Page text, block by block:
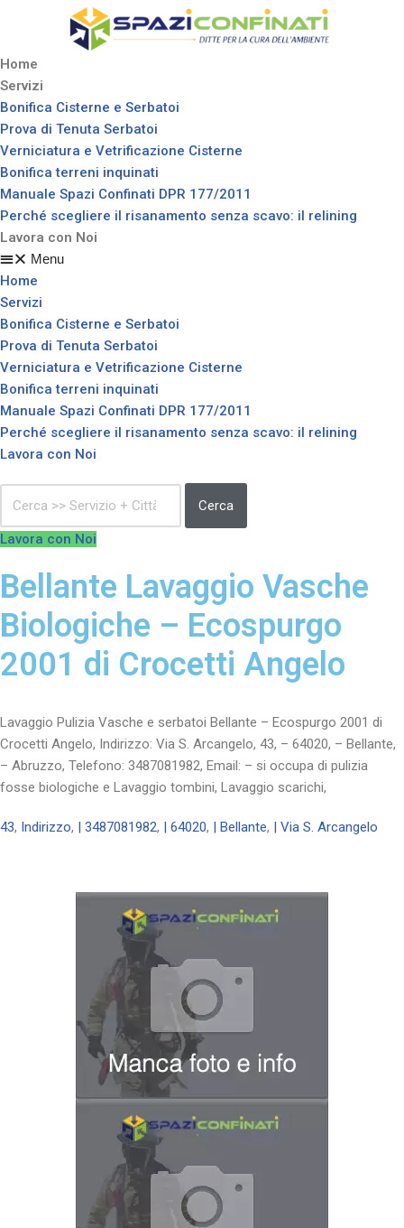
al
contenuto
Home
Servizi
Bonifica Cisterne e Serbatoi
Prova di Tenuta Serbatoi
Verniciatura e Vetrificazione Cisterne
Bonifica terreni inquinati
Manuale Spazi Confinati DPR 177/2011
Perché scegliere il risanamento senza scavo: il relining
Lavora con Noi
Menu
Home
Servizi
Bonifica Cisterne e Serbatoi
Prova di Tenuta Serbatoi
Verniciatura e Vetrificazione Cisterne
Bonifica terreni inquinati
Manuale Spazi Confinati DPR 177/2011
Perché scegliere il risanamento senza scavo: il relining
Lavora con Noi
Cerca
Lavora con Noi
Bellante Lavaggio Vasche
Biologiche – Ecospurgo
2001 di Crocetti Angelo
Lavaggio Pulizia Vasche e serbatoi Bellante – Ecospurgo 2001 di
Crocetti Angelo, Indirizzo: Via S. Arcangelo, 43, – 64020, – Bellante,
– Abruzzo, Telefono: 3487081982, Email: – si occupa di pulizia
fosse biologiche e Lavaggio tombini, Lavaggio scarichi,
43, Indirizzo, | 3487081982, | 64020, | Bellante, | Via S. Arcangelo